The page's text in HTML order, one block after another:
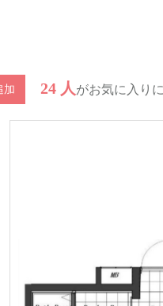
加 24 人 がお気に入り